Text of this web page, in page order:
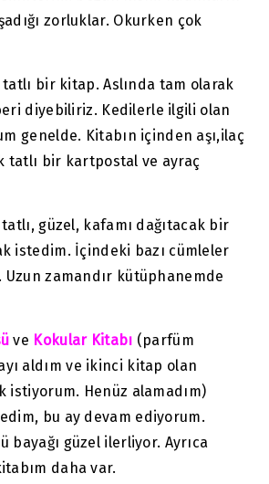
zorluklar. Okurken çok
tatlı bir kitap. Aslında tam olarak
diyebiliriz. Kedilerle ilgili olan
genelde. Kitabın içinden aşı,ilaç
tatlı bir kartpostal ve ayraç
güzel, kafamı dağıtacak bir
istedim. İçindeki bazı cümleler
zamandır kütüphanemde
ve Kokular Kitabı (parfüm
aldım ve ikinci kitap olan
istiyorum. Henüz alamadım)
bu ay devam ediyorum.
bayağı güzel ilerliyor. Ayrıca
daha var.